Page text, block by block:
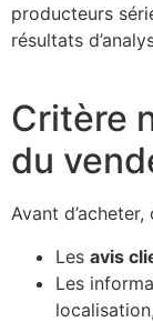
producteurs
résultats
Critère
du
Avant
Les avis
Les